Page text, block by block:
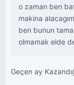
o zaman ben
makina
ben bunun
olmamak elde
Geçen ay